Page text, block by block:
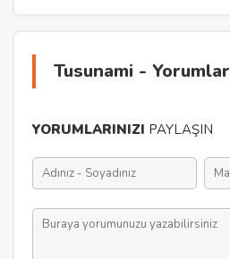
Tusunami - Yorumlar
YORUMLARINIZI PAYLAŞIN